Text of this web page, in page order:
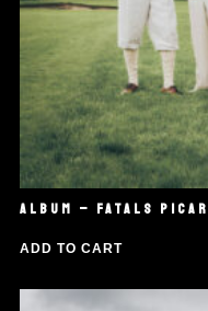
ALBUM – FATALS
ADD TO CART